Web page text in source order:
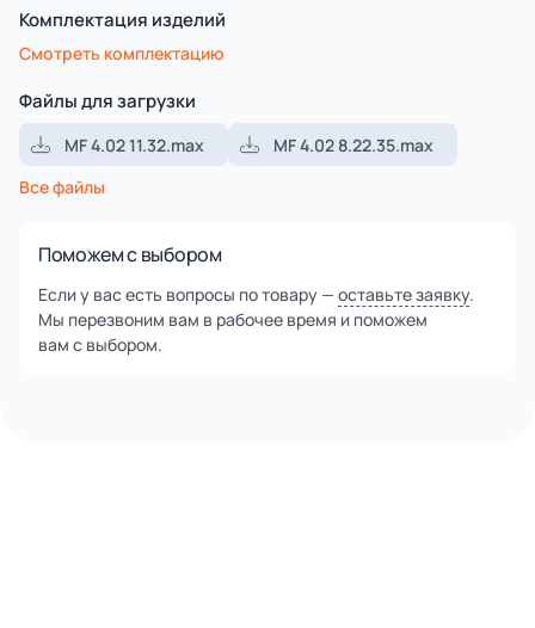
Комплектация изделий
Смотреть комплектацию
Файлы для загрузки
MF 4.02 11.32.max
MF 4.02 8.22.35.max
Все файлы
Поможем с выбором
Если у вас есть вопросы по товару — оставьте заявку.
Мы перезвоним вам в рабочее время и поможем
вам с выбором.